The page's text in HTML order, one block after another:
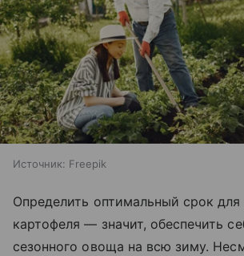
Источник: Freepik
Определить оптимальный срок
картофеля — значит, обеспечить
сезонного овоща на всю зиму.